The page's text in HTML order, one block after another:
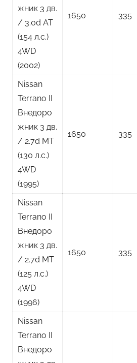
жник 3 дв.
/ 3.0d AT
(154 л.с.)
4WD
(2002)
1650 335
Nissan
Terrano II
Внедоро
жник 3 дв.
/ 2.7d MT
(130 л.с.)
4WD
(1995)
1650 335
Nissan
Terrano II
Внедоро
жник 3 дв.
/ 2.7d MT
(125 л.с.)
4WD
(1996)
1650 335
Nissan
Terrano II
Внедоро